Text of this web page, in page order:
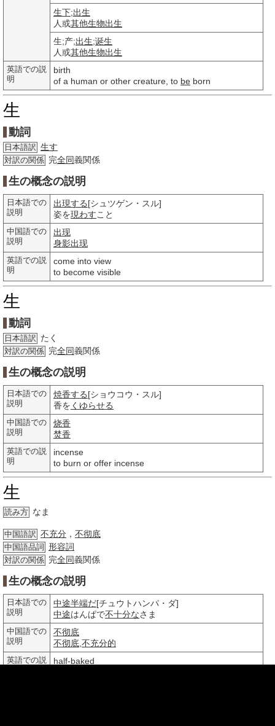
生下;出生
人或其他生物出生
生;产;出生;诞生
人或其他生物出生
英語での説
明
birth
of a human or other creature, to be born
生
動詞
日本語訳 生す
対訳の関係 完全同義関係
生の概念の説明
日本語での
説明
出現する[シュツゲン・スル]
姿を現わすこと
中国語での
説明
出现
身影出现
英語での説
明
come into view
to become visible
生
動詞
日本語訳 たく
対訳の関係 完全同義関係
生の概念の説明
日本語での
説明
焼香する[ショウコウ・スル]
香を くゆらせる
中国語での
説明
烧香
焚香
英語での説
明
incense
to burn or offer incense
生
読み方 なま
中国語訳 不充分 ， 不彻底
中国語品詞 形容詞
対訳の関係 完全同義関係
生の概念の説明
日本語での
説明
中途半端だ[チュウトハンパ・ダ]
中途はんぱで不十分なさま
中国語での
説明
不彻底
不彻底 不充分的
英語での説
half-baked